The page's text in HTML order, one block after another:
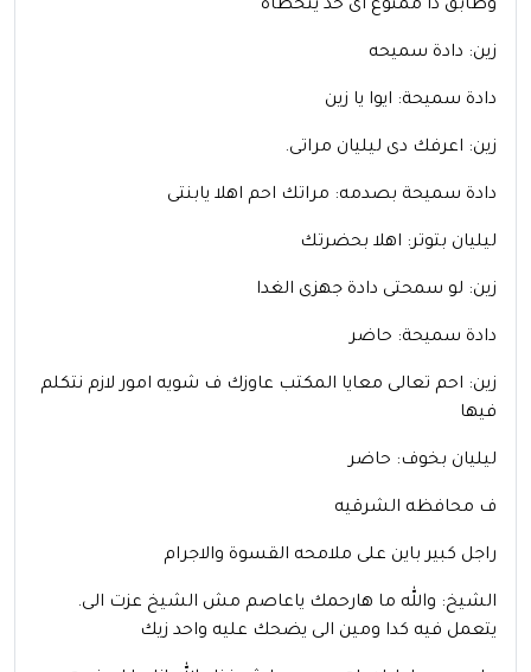
وطابق دا ممنوع اى حد يتخطاه
زين: دادة سميحه
دادة سميحة: ايوا يا زين
زين: اعرفك دى ليليان مراتى.
دادة سميحة بصدمه: مراتك احم اهلا يابنتى
ليليان بتوتر: اهلا بحضرتك
زين: لو سمحتى دادة جهزى الغدا
دادة سميحة: حاضر
زين: احم تعالى معايا المكتب عاوزك ف شويه امور لازم نتكلم
فيها
ليليان بخوف: حاضر
ف محافظه الشرقيه
راجل كبير باين على ملامحه القسوة والاجرام
الشيخ: والله ما هارحمك ياعاصم مش الشيخ عزت الى.
يتعمل فيه كدا ومين الى يضحك عليه واحد زيك